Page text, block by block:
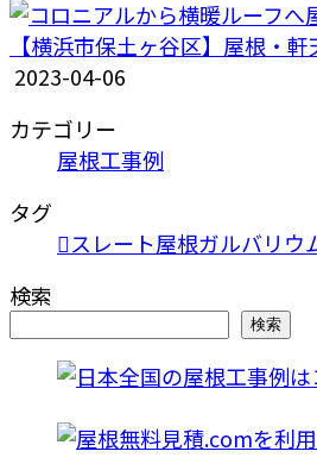
【横浜市保土ヶ谷区】屋根・
2023-04-06
カテゴリー
屋根工事例
タグ
スレート屋根ガルバリウ
検索
検索